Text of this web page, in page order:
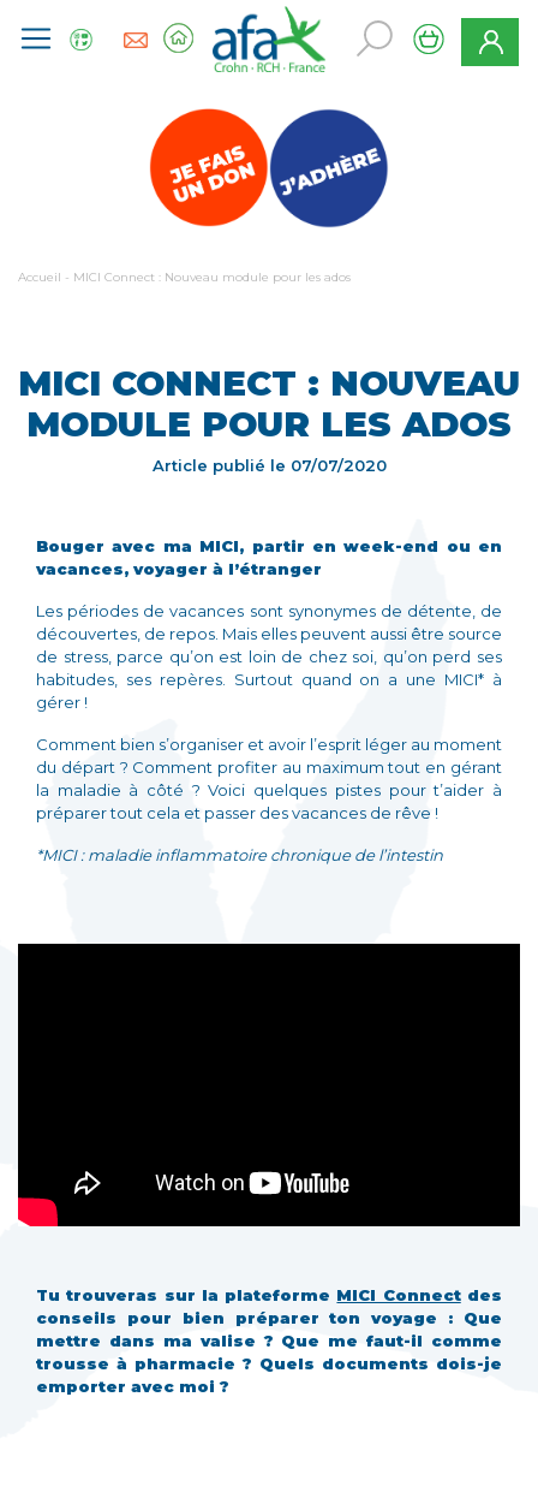
Accueil - MICI Connect : Nouveau module pour les ados
MICI CONNECT : NOUVEAU
MODULE POUR LES ADOS
Article publié le 07/07/2020
Bouger avec ma MICI, partir en week-end ou en
vacances, voyager à l’étranger
Les périodes de vacances sont synonymes de détente, de
découvertes, de repos. Mais elles peuvent aussi être source
de stress, parce qu’on est loin de chez soi, qu’on perd ses
habitudes, ses repères. Surtout quand on a une MICI* à
gérer !
Comment bien s’organiser et avoir l’esprit léger au moment
du départ ? Comment profiter au maximum tout en gérant
la maladie à côté ? Voici quelques pistes pour t’aider à
préparer tout cela et passer des vacances de rêve !
*MICI : maladie inflammatoire chronique de l’intestin
Tu trouveras sur la plateforme MICI Connectdes
conseils pour bien préparer ton voyage : Que
mettre dans ma valise ? Que me faut-il comme
trousse à pharmacie ? Quels documents dois-je
emporter avec moi ?